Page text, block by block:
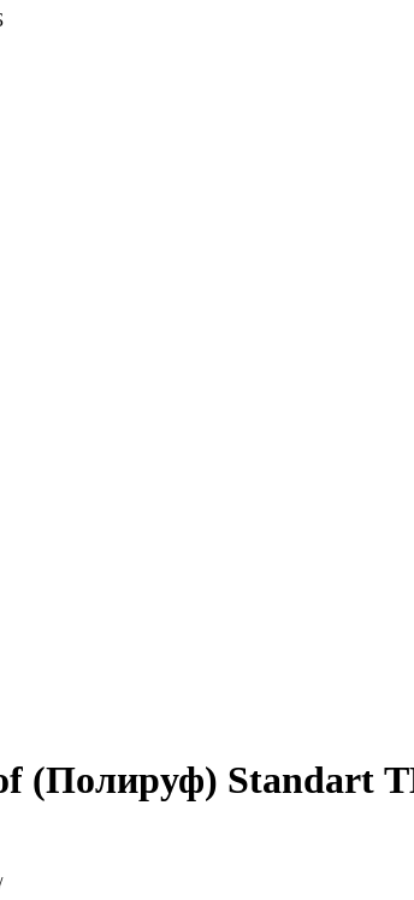
(Полируф) Standart